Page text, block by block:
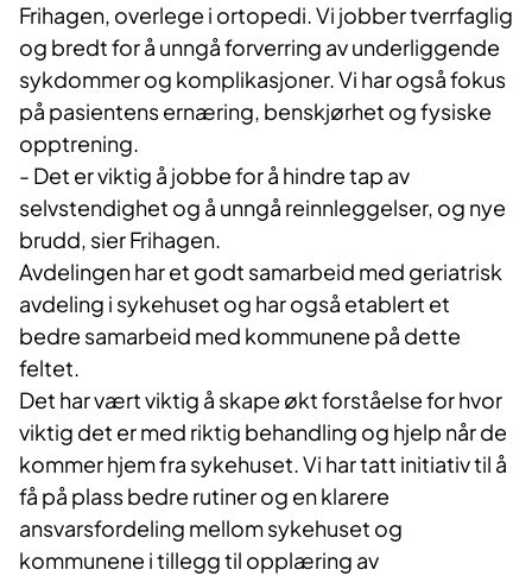
Frihagen, overlege i ortopedi. Vi jobber tverrfaglig
og bredt for å unngå forverring av underliggende
sykdommer og komplikasjoner. Vi har også fokus
på pasientens ernæring, benskjørhet og fysiske
opptrening.
- Det er viktig å jobbe for å hindre tap av
selvstendighet og å unngå reinnleggelser, og nye
brudd, sier Frihagen.
Avdelingen har et godt samarbeid med geriatrisk
avdeling i sykehuset og har også etablert et
bedre samarbeid med kommunene på dette
feltet.
Det har vært viktig å skape økt forståelse for hvor
viktig det er med riktig behandling og hjelp når de
kommer hjem fra sykehuset. Vi har tatt initiativ til å
få på plass bedre rutiner og en klarere
ansvarsfordeling mellom sykehuset og
kommunene i tillegg til opplæring av